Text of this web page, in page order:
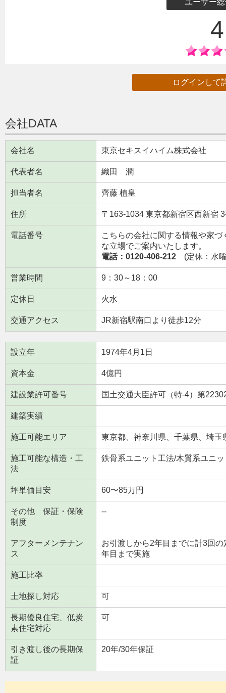
4
ログインして
会社DATA
会社名 東京セキスイハイム株式会社
代表者名 織田 潤
担当者名 齊藤 植皇
住所 〒163-1034 東京都新宿区西新宿
電話番号
こちらの会社に関する情報や家
な立場でご案内いたします。
電話：0120-406-212 (定休：水
営業時間 9：30～18：00
定休日 火水
交通アクセス JR新宿駅南口より徒歩12分
設立年 1974年4月1日
資本金 4億円
建設業許可番号 国土交通大臣許可（特-4）第
建築実績
施工可能エリア 東京都、神奈川県、千葉県、埼玉
施工可能な構造・工
法
鉄骨系ユニット工法/木質系ユニ
坪単価目安 60〜85万円
その他 保証・保険
制度
--
アフターメンテナン
ス
お引渡しから2年目までに計3回
年目まで実施
施工比率
土地探し対応 可
長期優良住宅、低炭
素住宅対応
可
引き渡し後の長期保
証
20年/30年保証